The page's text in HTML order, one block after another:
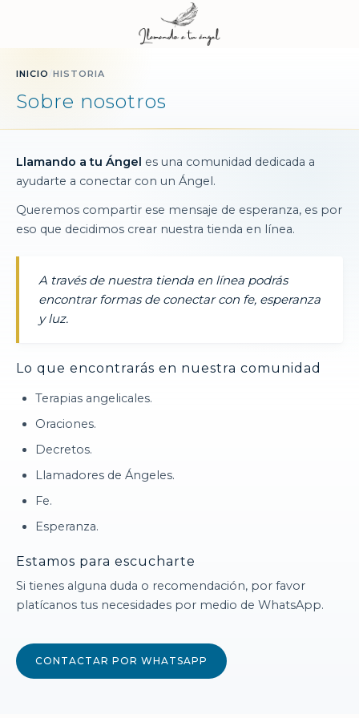
INICIO HISTORIA
Sobre nosotros
Llamando a tu Ángel es una comunidad dedicada a
ayudarte a conectar con un Ángel.
Queremos compartir ese mensaje de esperanza, es por
eso que decidimos crear nuestra tienda en línea.
A través de nuestra tienda en línea podrás
encontrar formas de conectar con fe, esperanza
y luz.
Lo que encontrarás en nuestra comunidad
Terapias angelicales.
Oraciones.
Decretos.
Llamadores de Ángeles.
Fe.
Esperanza.
Estamos para escucharte
Si tienes alguna duda o recomendación, por favor
platícanos tus necesidades por medio de WhatsApp.
CONTACTAR POR WHATSAPP